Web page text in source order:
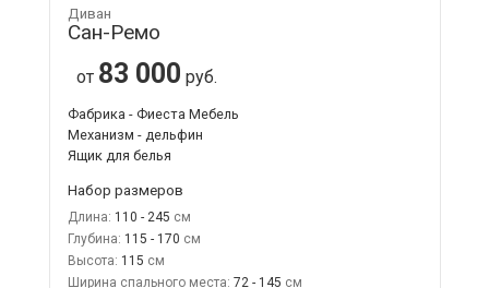
Диван
Сан-Ремо
от 83 000 руб.
Фабрика - Фиеста Мебель
Механизм - дельфин
Ящик для белья
Набор размеров
Длина: 110 - 245
Глубина: 115 - 170
Высота: 115
Ширина спального места: 72 - 145